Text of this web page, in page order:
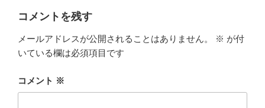
o
k
コメントを残す
メールアドレスが公開されることはありません。 ※ が付
いている欄は必須項目です
コメント ※